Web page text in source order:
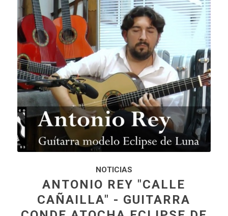
NOTICIAS
ANTONIO REY "CALLE
CAÑAILLA" - GUITARRA